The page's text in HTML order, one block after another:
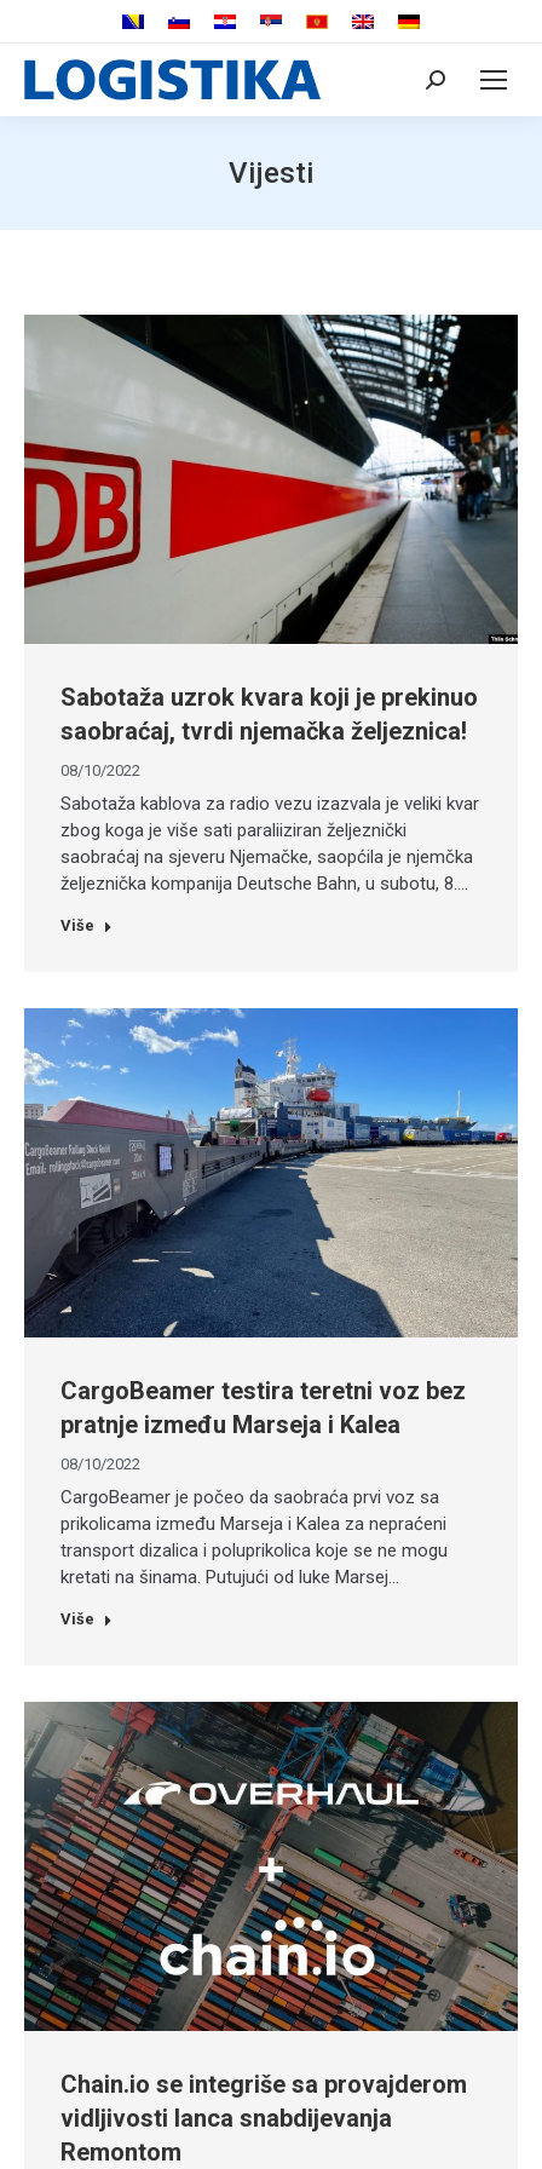
Search:
Vijesti
Sabotaža uzrok kvara koji je prekinuo
saobraćaj, tvrdi njemačka željeznica!
08/10/2022
Sabotaža kablova za radio vezu izazvala je veliki kvar
zbog koga je više sati paraliiziran željeznički
saobraćaj na sjeveru Njemačke, saopćila je njemčka
željeznička kompanija Deutsche Bahn, u subotu, 8.…
Više
CargoBeamer testira teretni voz bez
pratnje između Marseja i Kalea
08/10/2022
CargoBeamer je počeo da saobraća prvi voz sa
prikolicama između Marseja i Kalea za nepraćeni
transport dizalica i poluprikolica koje se ne mogu
kretati na šinama. Putujući od luke Marsej…
Više
Chain.io se integriše sa provajderom
vidljivosti lanca snabdijevanja
Remontom